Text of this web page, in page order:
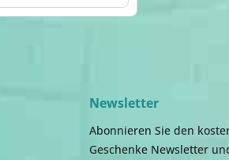
Newsletter
Abonnieren Sie den
Geschenke Newsletter